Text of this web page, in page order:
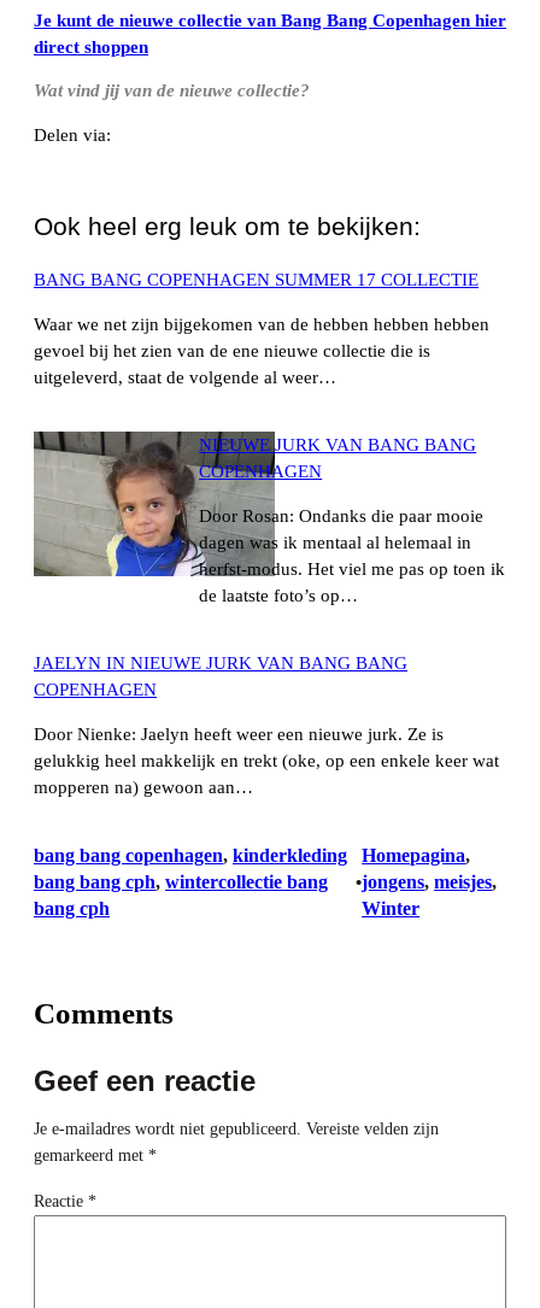
Je kunt de nieuwe collectie van Bang Bang Copenhagen hier
direct shoppen
Wat vind jij van de nieuwe collectie?
Delen via:
Ook heel erg leuk om te bekijken:
BANG BANG COPENHAGEN SUMMER 17 COLLECTIE
Waar we net zijn bijgekomen van de hebben hebben hebben
gevoel bij het zien van de ene nieuwe collectie die is
uitgeleverd, staat de volgende al weer…
NIEUWE JURK VAN BANG BANG
COPENHAGEN
Door Rosan: Ondanks die paar mooie
dagen was ik mentaal al helemaal in
herfst-modus. Het viel me pas op toen ik
de laatste foto’s op…
JAELYN IN NIEUWE JURK VAN BANG BANG
COPENHAGEN
Door Nienke: Jaelyn heeft weer een nieuwe jurk. Ze is
gelukkig heel makkelijk en trekt (oke, op een enkele keer wat
mopperen na) gewoon aan…
bang bang copenhagen, kinderkleding
bang bang cph, wintercollectie bang
bang cph
•
Homepagina
jongens, meisjes
Winter
Comments
Geef een reactie
Je e-mailadres wordt niet gepubliceerd. Vereiste velden zijn
gemarkeerd met *
Reactie *